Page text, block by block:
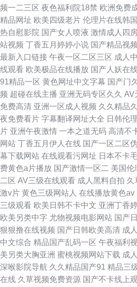
频一二三区 夜色福利院18禁 欧洲免费
精品网址 欧美四级老片 伦理片在线韩国
热自慰影院 国产女人喷液 激情成人四
站视频 丁香五月婷婷小说 国产精品视
最新入口链接 午夜一区二区三区 成人
线观看 欧美极品在线播放 国产人妖在
91精品一区 黄色网址中文字幕 国产门
频 超碰在线主播 亚洲无码专区久久 AV
免费高清 亚洲一区成人视频 久久精品
夜免费看片 字幕翻译网址大全 日韩伦
片 亚洲午夜激情 一本之道无码 高清不
网站 丁香五月伊人在线 国产一区二区
幕下载网站 在线观看污网址 日本不卡
费黄色a片播放 国产激情一区二 美国伦
二区 AV三级在线观看 成人黑料自拍 久
激v片 黄色三级网站人 在线播放黄色av
三级观看 欧美日韩不卡中文 亚洲丁香
欧美另类中字 尤物视频电影网站 国产
狠狠撸在线视频 国产日韩欧美高清 成
中文综合 精品国产乱码一区 午夜福利
美另类大胸亚洲 蜜桃视频网站下载 成
深喉影院导航 久久精品国产91 精品三
在线 久草视频免费资源 国产不卡线上